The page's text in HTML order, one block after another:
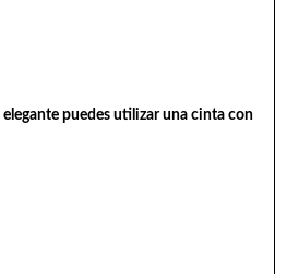
elegante puedes utilizar una cinta con